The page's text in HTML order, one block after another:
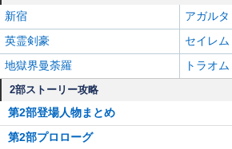
新宿
アガルタ
英霊剣豪
セイレム
地獄界曼荼羅
トラオム
2部ストーリー攻略
第2部登場人物まとめ
第2部プロローグ